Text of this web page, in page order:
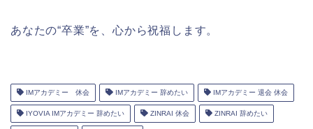
あなたの“卒業”を、心から祝福します。
IMアカデミー 休会 IMアカデミー 辞めたい IMアカデミー 退会 休会
IYOVIA IMアカデミー 辞めたい ZINRAI 休会 ZINRAI 辞めたい